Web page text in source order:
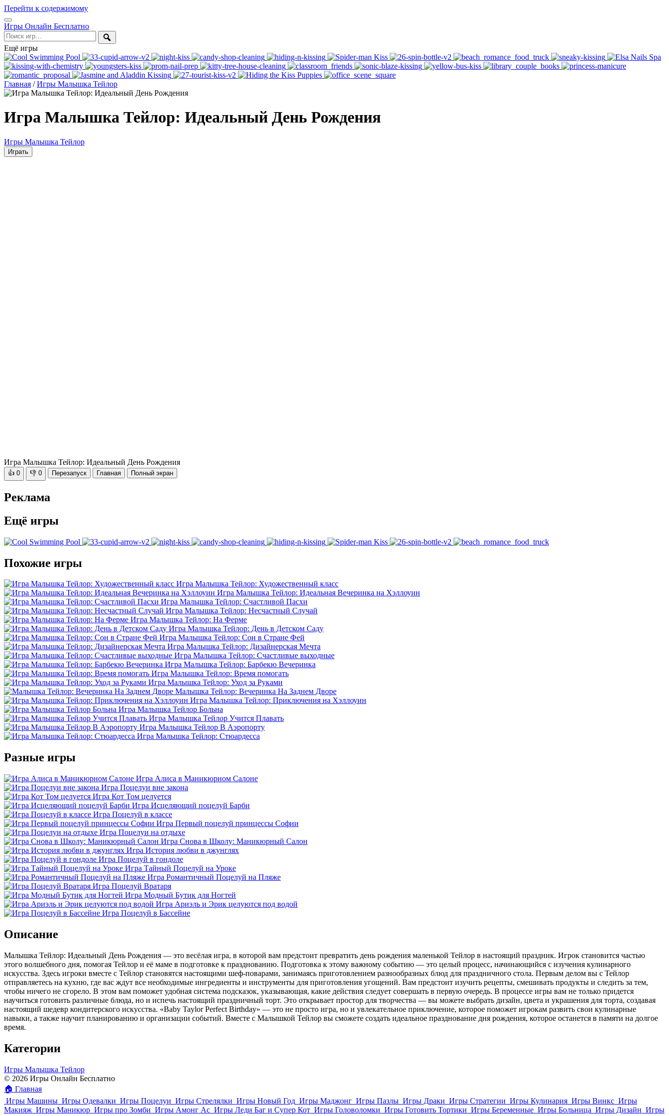
Перейти к содержимому
Открыть
меню
Игры Онлайн Бесплатно
Поиск
Ещё игры
Главная / Игры Малышка Тейлор
Игра Малышка Тейлор: Идеальный День Рождения
Игры Малышка Тейлор
Играть
Игра Малышка Тейлор: Идеальный День Рождения
👍 0 👎 0 Перезапуск Главная Полный экран
Реклама
Ещё игры
Похожие игры
Игра Малышка Тейлор: Художественный класс
Игра Малышка Тейлор: Идеальная Вечеринка на Хэллоуин
Игра Малышка Тейлор: Счастливой Пасхи
Игра Малышка Тейлор: Несчастный Случай
Игра Малышка Тейлор: На Ферме
Игра Малышка Тейлор: День в Детском Саду
Игра Малышка Тейлор: Сон в Стране Фей
Игра Малышка Тейлор: Дизайнерская Мечта
Игра Малышка Тейлор: Счастливые выходные
Игра Малышка Тейлор: Барбекю Вечеринка
Игра Малышка Тейлор: Время помогать
Игра Малышка Тейлор: Уход за Руками
Малышка Тейлор: Вечеринка На Заднем Дворе
Игра Малышка Тейлор: Приключения на Хэллоуин
Игра Малышка Тейлор Больна
Игра Малышка Тейлор Учится Плавать
Игра Малышка Тейлор В Аэропорту
Игра Малышка Тейлор: Стюардесса
Разные игры
Игра Алиса в Маникюрном Салоне
Игра Поцелуи вне закона
Игра Кот Том целуется
Игра Исцеляющий поцелуй Барби
Игра Поцелуй в классе
Игра Первый поцелуй принцессы Софии
Игра Поцелуи на отдыхе
Игра Снова в Школу: Маникюрный Салон
Игра История любви в джунглях
Игра Поцелуй в гондоле
Игра Тайный Поцелуй на Уроке
Игра Романтичный Поцелуй на Пляже
Игра Поцелуй Вратаря
Игра Модный Бутик для Ногтей
Игра Ариэль и Эрик целуются под водой
Игра Поцелуй в Бассейне
Описание
Малышка Тейлор: Идеальный День Рождения — это весёлая игра, в которой вам предстоит превратить день рождения маленькой Тейлор в настоящий праздник. Игрок становится частью
этого волшебного дня, помогая Тейлор и её маме в подготовке к празднованию. Подготовка к этому важному событию — это целый процесс, начинающийся с изучения кулинарного
искусства. Здесь игроки вместе с Тейлор становятся настоящими шеф-поварами, занимаясь приготовлением разнообразных блюд для праздничного стола. Первым делом вы с Тейлор
отправляетесь на кухню, где вас ждут все необходимые ингредиенты и инструменты для приготовления угощений. Вам предстоит изучить рецепты, смешивать продукты и следить за тем,
чтобы ничего не сгорело. В этом вам поможет удобная система подсказок, указывающая, какие действия следует совершать в первую очередь. В процессе игры вам не только придется
научиться готовить различные блюда, но и испечь настоящий праздничный торт. Это открывает простор для творчества — вы можете выбрать дизайн, цвета и украшения для торта, создавая
настоящий шедевр кондитерского искусства. «Baby Taylor Perfect Birthday» — это не просто игра, но и увлекательное приключение, которое поможет игрокам развить свои кулинарные
навыки, а также научит планированию и организации событий. Вместе с Малышкой Тейлор вы сможете создать идеальное празднование дня рождения, которое останется в памяти на долгое
время.
Категории
Игры Малышка Тейлор
© 2026 Игры Онлайн Бесплатно
🏠 Главная
Игры Машины Игры Одевалки Игры Поцелуи Игры Стрелялки Игры Новый Год Игры Маджонг Игры Пазлы Игры Драки Игры Стратегии Игры Кулинария Игры Винкс Игры
Макияж Игры Маникюр Игры про Зомби Игры Амонг Ас Игры Леди Баг и Супер Кот Игры Головоломки Игры Готовить Тортики Игры Беременные Игры Больница Игры Дизайн Игры